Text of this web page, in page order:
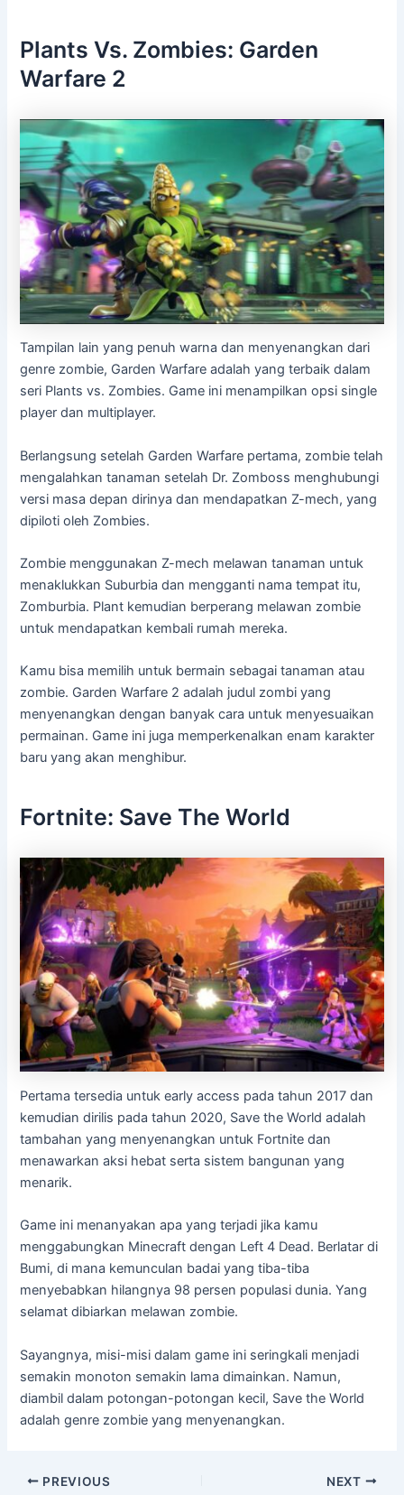
Plants Vs. Zombies: Garden
Warfare 2
Tampilan lain yang penuh warna dan menyenangkan dari
genre zombie, Garden Warfare adalah yang terbaik dalam
seri Plants vs. Zombies. Game ini menampilkan opsi single
player dan multiplayer.
Berlangsung setelah Garden Warfare pertama, zombie telah
mengalahkan tanaman setelah Dr. Zomboss menghubungi
versi masa depan dirinya dan mendapatkan Z-mech, yang
dipiloti oleh Zombies.
Zombie menggunakan Z-mech melawan tanaman untuk
menaklukkan Suburbia dan mengganti nama tempat itu,
Zomburbia. Plant kemudian berperang melawan zombie
untuk mendapatkan kembali rumah mereka.
Kamu bisa memilih untuk bermain sebagai tanaman atau
zombie. Garden Warfare 2 adalah judul zombi yang
menyenangkan dengan banyak cara untuk menyesuaikan
permainan. Game ini juga memperkenalkan enam karakter
baru yang akan menghibur.
Fortnite: Save The World
Pertama tersedia untuk early access pada tahun 2017 dan
kemudian dirilis pada tahun 2020, Save the World adalah
tambahan yang menyenangkan untuk Fortnite dan
menawarkan aksi hebat serta sistem bangunan yang
menarik.
Game ini menanyakan apa yang terjadi jika kamu
menggabungkan Minecraft dengan Left 4 Dead. Berlatar di
Bumi, di mana kemunculan badai yang tiba-tiba
menyebabkan hilangnya 98 persen populasi dunia. Yang
selamat dibiarkan melawan zombie.
Sayangnya, misi-misi dalam game ini seringkali menjadi
semakin monoton semakin lama dimainkan. Namun,
diambil dalam potongan-potongan kecil, Save the World
adalah genre zombie yang menyenangkan.
PREVIOUS NEXT